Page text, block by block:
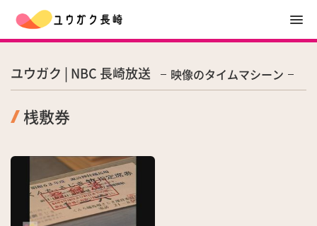
ユウガク | NBC 長崎放送 映像のタイムマシーン
桟敷券